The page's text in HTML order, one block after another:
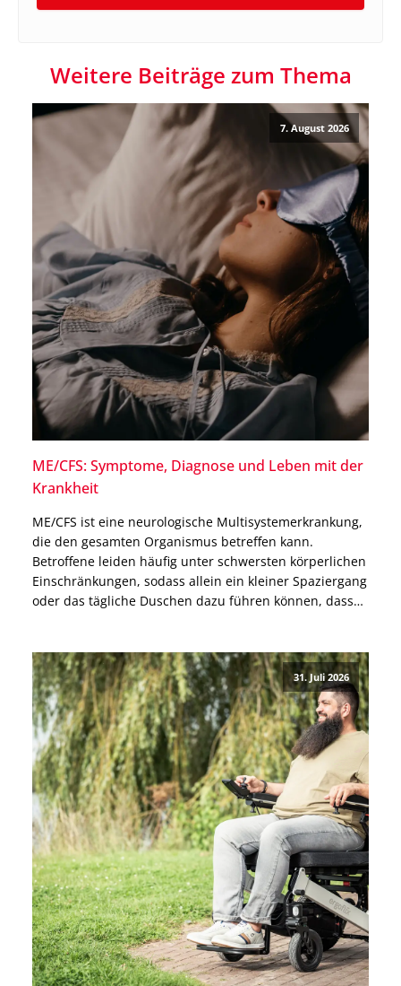
Weitere Beiträge zum Thema
7. August 2026
ME/CFS: Symptome, Diagnose und Leben mit der
Krankheit
ME/CFS ist eine neurologische Multisystemerkrankung,
die den gesamten Organismus betreffen kann.
Betroffene leiden häufig unter schwersten körperlichen
Einschränkungen, sodass allein ein kleiner Spaziergang
oder das tägliche Duschen dazu führen können, dass
Erschöpfungszustand ist, welche Ursachen bekannt
und welche Therapien möglich sind, […]
31. Juli 2026